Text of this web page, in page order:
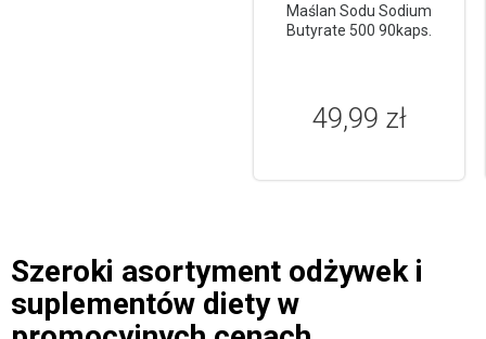
Maślan Sodu Sodium
Butyrate 500 90kaps.
49,99 zł
Szeroki asortyment odżywek i
suplementów diety w